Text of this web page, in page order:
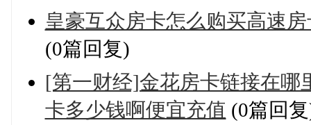
皇豪互众房卡怎么购买高速
(0篇回复)
[第一财经]金花房卡链接在哪
卡多少钱啊便宜充值 (0篇回